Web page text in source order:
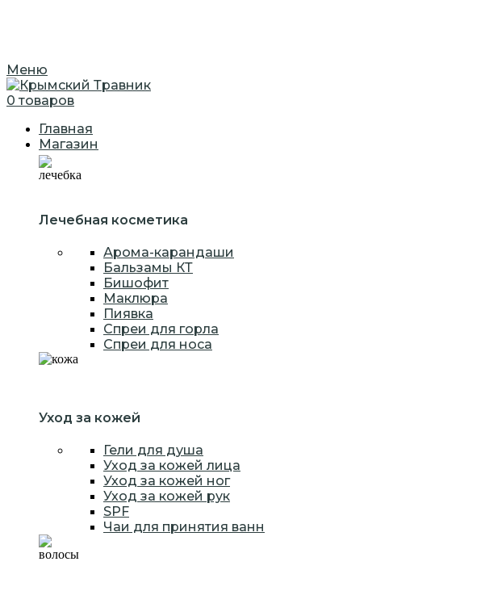
Меню
0 товаров
Главная
Магазин
Лечебная косметика
Арома-карандаши
Бальзамы КТ
Бишофит
Маклюра
Пиявка
Спреи для горла
Спреи для носа
Уход за кожей
Гели для душа
Уход за кожей лица
Уход за кожей ног
Уход за кожей рук
SPF
Чаи для принятия ванн